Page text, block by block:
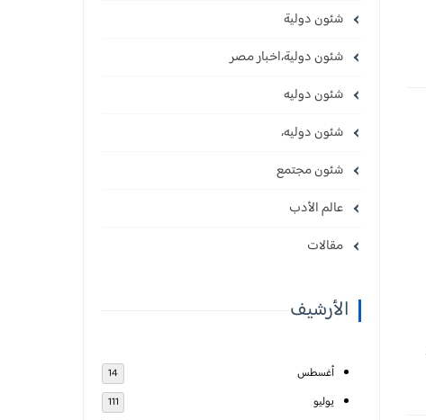
شئون دولية
شئون دولية،اخبار مصر
شئون دوليه
شئون دوليه،
شئون مجتمع
عالم الأدب
مقالات
الأرشيف
أغسطس 14
يوليو 111